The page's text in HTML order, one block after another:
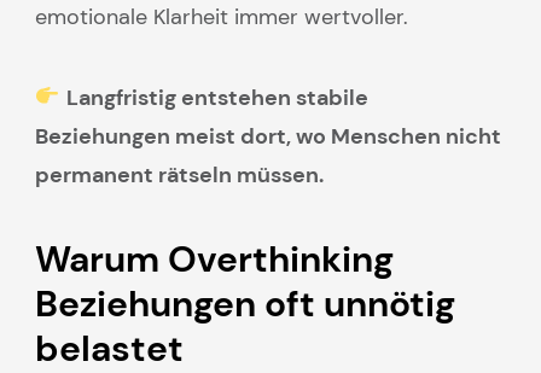
emotionale Klarheit immer wertvoller.
Langfristig entstehen stabile
Beziehungen meist dort, wo Menschen nicht
permanent rätseln müssen.
Warum Overthinking
Beziehungen oft unnötig
belastet